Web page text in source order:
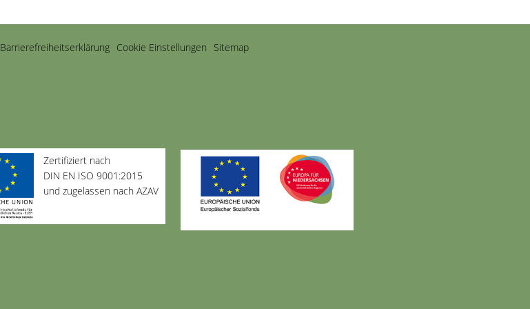
Barriere­freiheits­erklärung Cookie Einstellungen Sitemap
Zertifiziert nach
DIN EN ISO 9001:2015
und zugelassen nach AZAV